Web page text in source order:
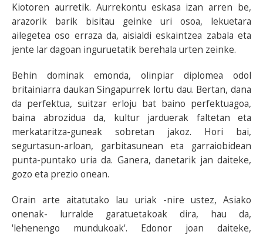
Kiotoren aurretik. Aurrekontu eskasa izan arren be,
arazorik barik bisitau geinke uri osoa, lekuetara
ailegetea oso erraza da, aisialdi eskaintzea zabala eta
jente lar dagoan inguruetatik berehala urten zeinke.
Behin dominak emonda, olinpiar diplomea odol
britainiarra daukan Singapurrek lortu dau. Bertan, dana
da perfektua, suitzar erloju bat baino perfektuagoa,
baina abrozidua da, kultur jarduerak faltetan eta
merkataritza-guneak sobretan jakoz. Hori bai,
segurtasun-arloan, garbitasunean eta garraiobidean
punta-puntako uria da. Ganera, danetarik jan daiteke,
gozo eta prezio onean.
Orain arte aitatutako lau uriak -nire ustez, Asiako
onenak- lurralde garatuetakoak dira, hau da,
'lehenengo mundukoak'. Edonor joan daiteke,